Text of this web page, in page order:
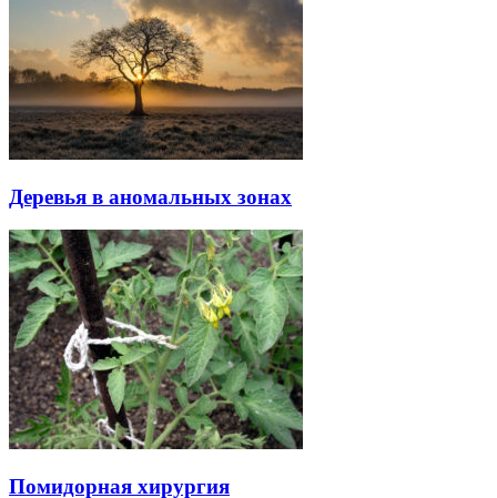
Деревья в аномальных зонах
Помидорная хирургия